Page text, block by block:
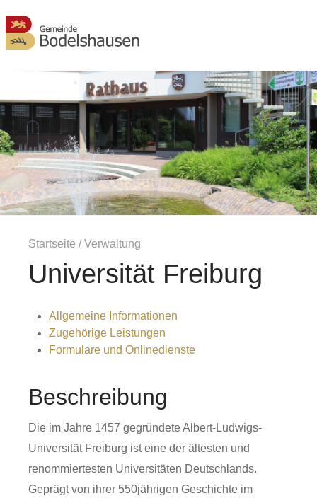
Startseite /Verwaltung
Universität Freiburg
Allgemeine Informationen
Zugehörige Leistungen
Formulare und Onlinedienste
Beschreibung
Die im Jahre 1457 gegründete Albert-Ludwigs-
Universität Freiburg ist eine der ältesten und
renommiertesten Universitäten Deutschlands.
Geprägt von ihrer 550jährigen Geschichte im